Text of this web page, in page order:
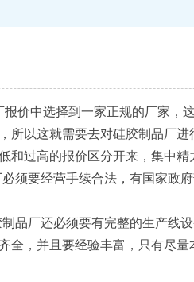
价中选择到一家正规的厂家，
所以这就需要去对硅胶制品厂
和过高的报价区分开来，集中
要经营手续合法，有国家政府
品厂还必须要有完整的生产
全，并且要经验丰富，只有尽